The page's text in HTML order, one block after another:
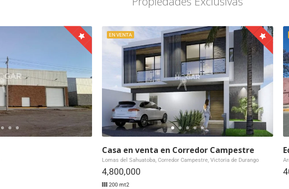
EN VENTA
Casa en venta en Corredor Campestre
Lomas del Sahuatoba, Corredor Campestre, Victoria de Durango
4,800,000
200 mt2